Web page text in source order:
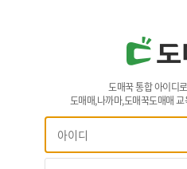
도매꾹 통합 아이디
도매매,나까마,도매꾹도매매